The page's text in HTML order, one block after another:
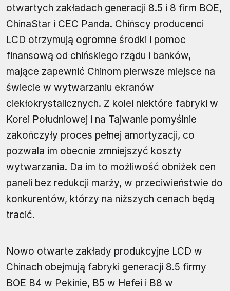
otwartych zakładach generacji 8.5 i 8 firm BOE,
ChinaStar i CEC Panda. Chińscy producenci
LCD otrzymują ogromne środki i pomoc
finansową od chińskiego rządu i banków,
mające zapewnić Chinom pierwsze miejsce na
świecie w wytwarzaniu ekranów
ciekłokrystalicznych. Z kolei niektóre fabryki w
Korei Południowej i na Tajwanie pomyślnie
zakończyły proces pełnej amortyzacji, co
pozwala im obecnie zmniejszyć koszty
wytwarzania. Da im to możliwość obniżek cen
paneli bez redukcji marży, w przeciwieństwie do
konkurentów, którzy na niższych cenach będą
tracić.
Nowo otwarte zakłady produkcyjne LCD w
Chinach obejmują fabryki generacji 8.5 firmy
BOE B4 w Pekinie, B5 w Hefei i B8 w